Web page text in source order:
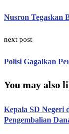
Nusron Tegaskan
next post
Polisi Gagalkan
You may also
Kepala SD Negeri
Pengembalian